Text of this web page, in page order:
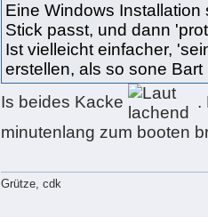
Eine Windows
Stick passt, und dann
Ist vielleicht einfacher,
erstellen, als so sone Bart
Is beides Kacke
.
minutenlang zum booten
Grütze, cdk